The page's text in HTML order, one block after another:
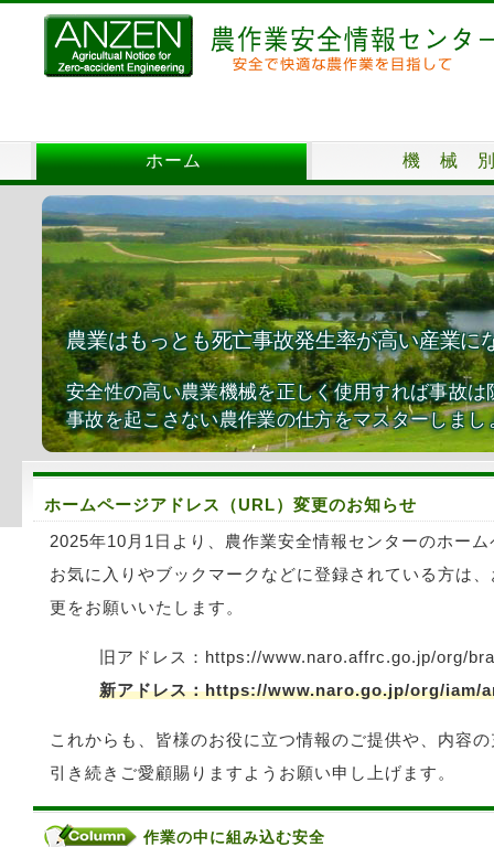
ホーム 機 械
農業はもっとも死亡事故発生率が高い産業に
安全性の高い農業機械を正しく使用すれば事故は
事故を起こさない農作業の仕方をマスターしま
ホームページアドレス（URL）変更のお知らせ
2025年10月1日より、農作業安全情報センターのホー
お気に入りやブックマークなどに登録されている方は
更をお願いいたします。
旧アドレス：https://www.naro.affrc.go.jp/org/
新アドレス：https://www.naro.go.jp/org/iam/
これからも、皆様のお役に立つ情報のご提供や、内容
引き続きご愛顧賜りますようお願い申し上げます。
作業の中に組み込む安全